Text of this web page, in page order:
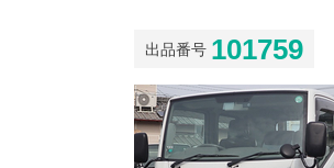
出品番号 101759